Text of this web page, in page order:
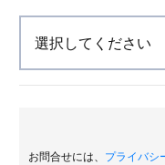
お問合せには、 プライバシ